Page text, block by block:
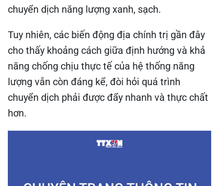
chuyển dịch năng lượng xanh, sạch.
Tuy nhiên, các biến động địa chính trị gần đây
cho thấy khoảng cách giữa định hướng và khả
năng chống chịu thực tế của hệ thống năng
lượng vẫn còn đáng kể, đòi hỏi quá trình
chuyển dịch phải được đẩy nhanh và thực chất
hơn.